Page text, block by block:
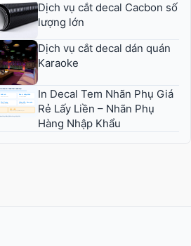
Dịch vụ cắt decal Cacbon số
lượng lớn
Dịch vụ cắt decal dán quán
Karaoke
In Decal Tem Nhãn Phụ Giá
Rẻ Lấy Liền – Nhãn Phụ
Hàng Nhập Khẩu